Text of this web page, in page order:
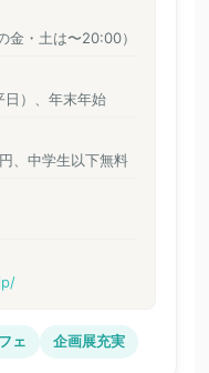
金・土は〜20:00）
日）、年末年始
、中学生以下無料
ェ 企画展充実